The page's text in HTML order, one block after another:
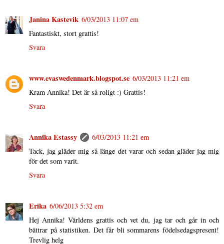
Janina Kastevik 6/03/2013 11:07 em
Fantastiskt, stort grattis!
Svara
www.evaswedenmark.blogspot.se 6/03/2013 11:21 em
Kram Annika! Det är så roligt :) Grattis!
Svara
Annika Estassy
6/03/2013 11:21 em
Tack, jag gläder mig så länge det varar och sedan gläder jag mig
för det som varit.
Svara
Erika 6/06/2013 5:32 em
Hej Annika! Världens grattis och vet du, jag tar och går in och
bättrar på statistiken. Det får bli sommarens födelsedagspresent!
Trevlig helg